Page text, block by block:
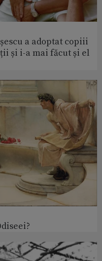
a adoptat copiii
și i-a mai făcut și el